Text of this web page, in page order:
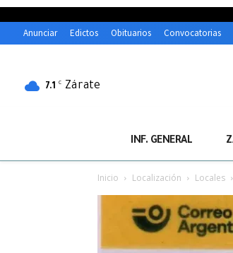
Anunciar Edictos Obituarios Convocatorias
7.1 C Zárate
INF. GENERAL
Inicio Localización Locales